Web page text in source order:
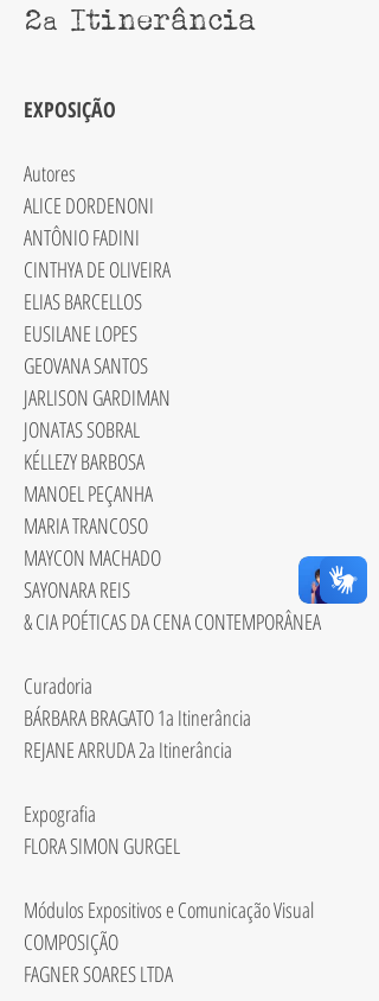
2a Itinerância
EXPOSIÇÃO
Autores
ALICE DORDENONI
ANTÔNIO FADINI
CINTHYA DE OLIVEIRA
ELIAS BARCELLOS
EUSILANE LOPES
GEOVANA SANTOS
JARLISON GARDIMAN
JONATAS SOBRAL
KÉLLEZY BARBOSA
MANOEL PEÇANHA
MARIA TRANCOSO
MAYCON MACHADO
SAYONARA REIS
& CIA POÉTICAS DA CENA CONTEMPORÂNEA
Curadoria
BÁRBARA BRAGATO 1a Itinerância
REJANE ARRUDA 2a Itinerância
Expografia
FLORA SIMON GURGEL
Módulos Expositivos e Comunicação Visual
COMPOSIÇÃO
FAGNER SOARES LTDA